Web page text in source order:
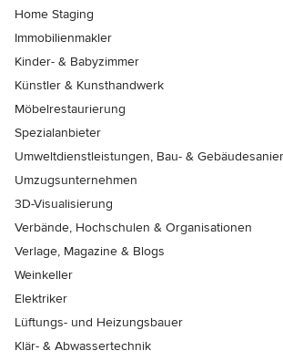
Home Staging
Immobilienmakler
Kinder- & Babyzimmer
Künstler & Kunsthandwerk
Möbelrestaurierung
Spezialanbieter
Umweltdienstleistungen, Bau- &
Umzugsunternehmen
3D-Visualisierung
Verbände, Hochschulen & Organisationen
Verlage, Magazine & Blogs
Weinkeller
Elektriker
Lüftungs- und Heizungsbauer
Klär- & Abwassertechnik